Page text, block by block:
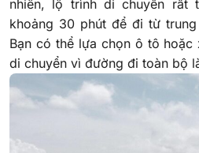
nhiên, lộ trình di chuyển rất
khoảng 30 phút để đi từ
Bạn có thể lựa chọn ô tô hoặc
di chuyển vì đường đi toàn bộ